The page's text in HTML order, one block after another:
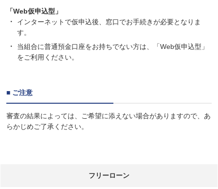
「Web仮申込型」
インターネットで仮申込後、窓口でお手続きが必要となりま
す。
当組合に普通預金口座をお持ちでない方は、「Web仮申込型」
をご利用ください。
■ ご注意
審査の結果によっては、ご希望に添えない場合がありますので、あ
らかじめご了承ください。
フリーローン